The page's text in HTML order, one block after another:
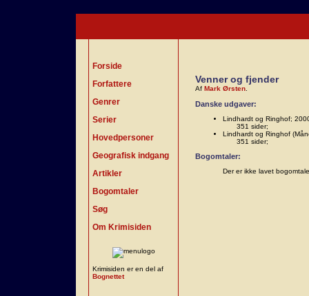
Forside
Forfattere
Genrer
Serier
Hovedpersoner
Geografisk indgang
Artikler
Bogomtaler
Søg
Om Krimisiden
Krimisiden er en del af
Bognettet
Venner og fjender
Af Mark Ørsten
Danske udgaver:
Lindhardt og Ringhof;
351 sider;
Lindhardt og Ringhof
351 sider;
Bogomtaler:
Der er ikke lavet